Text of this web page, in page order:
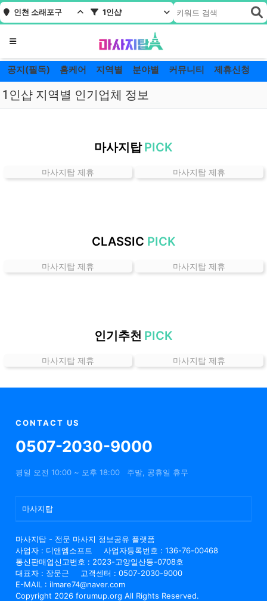
인천 소래포구 1인샵
메뉴
공지(필독) 홈케어 지역별 분야별 커뮤니티 제휴신청
1인샵 지역별 인기업체 정보
포
는
할
정
마사지탑 PICK
마사지탑 제휴 마사지탑 제휴
CLASSIC PICK
마사지탑 제휴 마사지탑 제휴
인기추천 PICK
마사지탑 제휴 마사지탑 제휴
CONTACT US
0507-2030-9000
평일 오전 10:00 ~ 오후 18:00 주말, 공휴일 휴무
마사지탑
마사지탑 - 전문 마사지 정보공유 플랫폼
사업자 : 디앤엠소프트
사업자등록번호 : 136-76-00468
통신판매업신고번호 : 2023-고양일산동-0708호
대표자 : 장문근
고객센터 : 0507-2030-9000
E-MAIL : ilmare74@naver.com
Copyright 2026 forumup.org All Rights Reserved.